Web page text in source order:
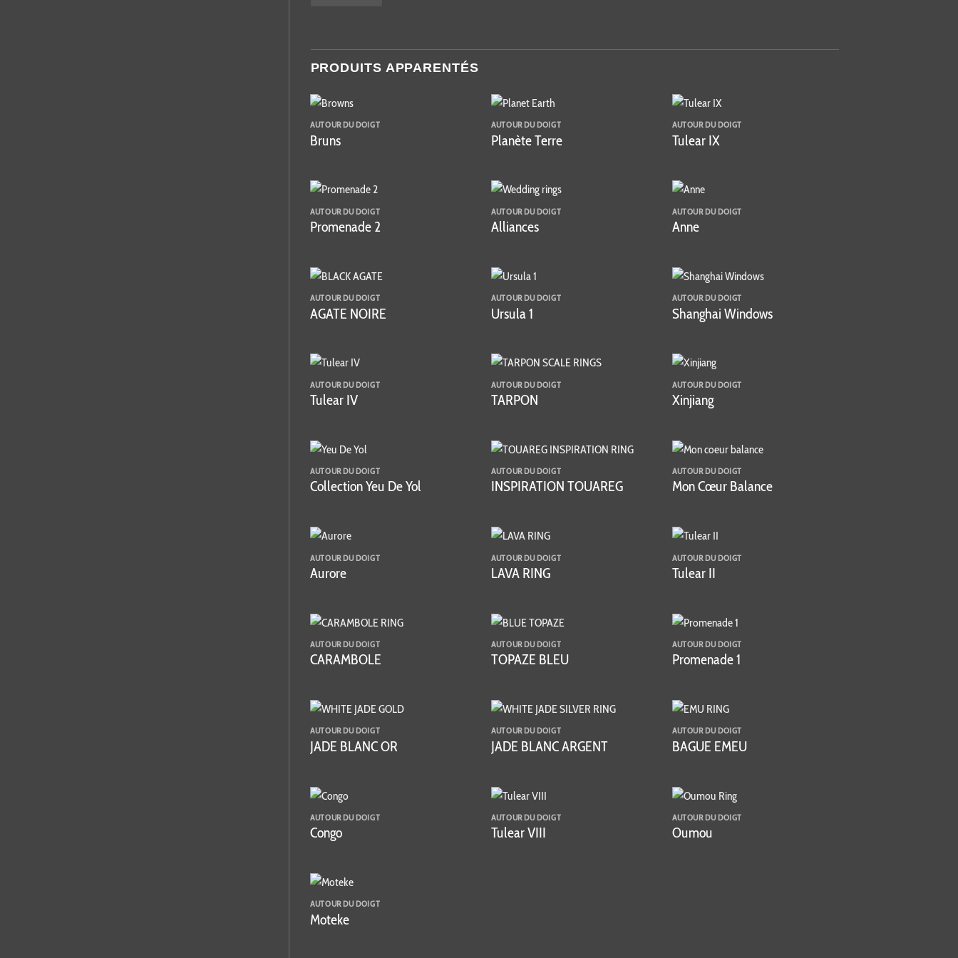
PRODUITS APPARENTÉS
AUTOUR DU DOIGT
Bruns
AUTOUR DU DOIGT
Planète Terre
AUTOUR DU DOIGT
Tulear IX
AUTOUR DU DOIGT
Promenade 2
AUTOUR DU DOIGT
Alliances
AUTOUR DU DOIGT
Anne
AUTOUR DU DOIGT
AGATE NOIRE
AUTOUR DU DOIGT
Ursula 1
AUTOUR DU DOIGT
Shanghai Windows
AUTOUR DU DOIGT
Tulear IV
AUTOUR DU DOIGT
TARPON
AUTOUR DU DOIGT
Xinjiang
AUTOUR DU DOIGT
Collection Yeu De Yol
AUTOUR DU DOIGT
INSPIRATION TOUAREG
AUTOUR DU DOIGT
Mon Cœur Balance
AUTOUR DU DOIGT
Aurore
AUTOUR DU DOIGT
LAVA RING
AUTOUR DU DOIGT
Tulear II
AUTOUR DU DOIGT
CARAMBOLE
AUTOUR DU DOIGT
TOPAZE BLEU
AUTOUR DU DOIGT
Promenade 1
AUTOUR DU DOIGT
JADE BLANC OR
AUTOUR DU DOIGT
JADE BLANC ARGENT
AUTOUR DU DOIGT
BAGUE EMEU
AUTOUR DU DOIGT
Congo
AUTOUR DU DOIGT
Tulear VIII
AUTOUR DU DOIGT
Oumou
AUTOUR DU DOIGT
Moteke